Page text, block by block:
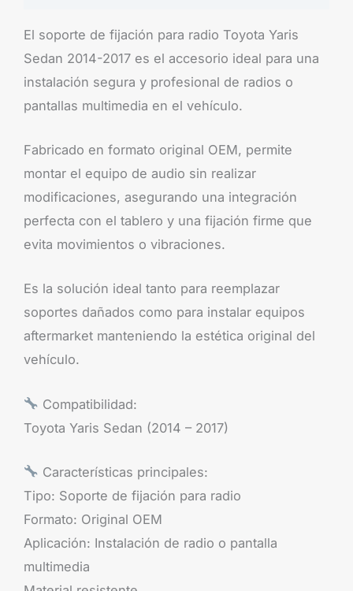
El soporte de fijación para radio Toyota Yaris
Sedan 2014-2017 es el accesorio ideal para una
instalación segura y profesional de radios o
pantallas multimedia en el vehículo.
Fabricado en formato original OEM, permite
montar el equipo de audio sin realizar
modificaciones, asegurando una integración
perfecta con el tablero y una fijación firme que
evita movimientos o vibraciones.
Es la solución ideal tanto para reemplazar
soportes dañados como para instalar equipos
aftermarket manteniendo la estética original del
vehículo.
Compatibilidad:
Toyota Yaris Sedan (2014 – 2017)
Características principales:
Tipo: Soporte de fijación para radio
Formato: Original OEM
Aplicación: Instalación de radio o pantalla
multimedia